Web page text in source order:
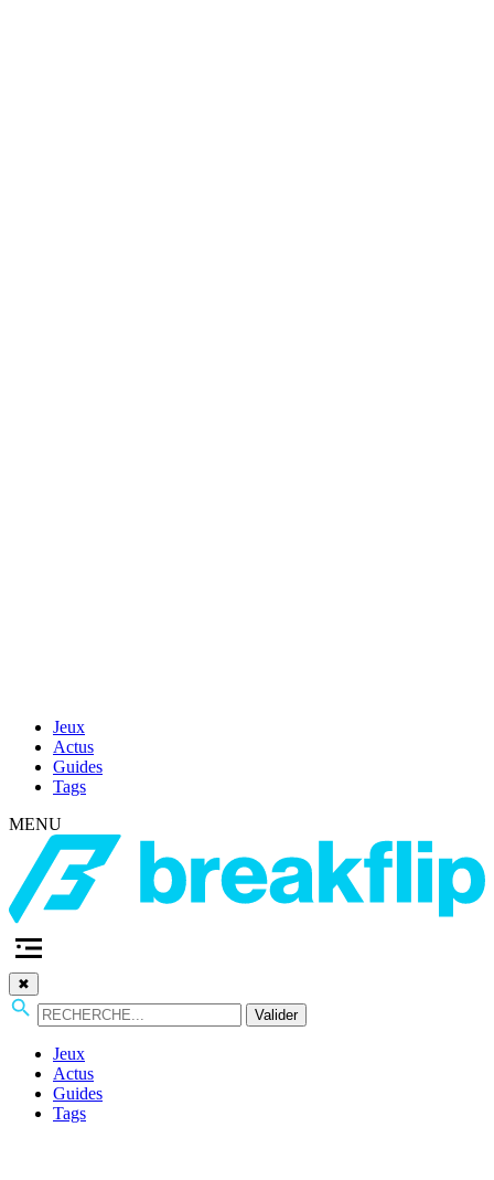
Jeux
Actus
Guides
Tags
MENU
✖
Valider
Jeux
Actus
Guides
Tags